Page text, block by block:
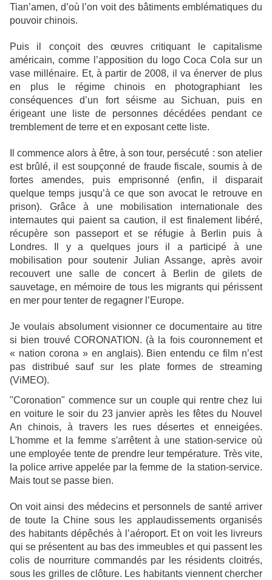
Tian’amen, d’où l’on voit des bâtiments emblématiques du
pouvoir chinois.
Puis il conçoit des œuvres critiquant le capitalisme
américain, comme l’apposition du logo Coca Cola sur un
vase millénaire. Et, à partir de 2008, il va énerver de plus
en plus le régime chinois en photographiant les
conséquences d’un fort séisme au Sichuan, puis en
érigeant une liste de personnes décédées pendant ce
tremblement de terre et en exposant cette liste.
Il commence alors à être, à son tour, persécuté : son atelier
est brûlé, il est soupçonné de fraude fiscale, soumis à de
fortes amendes, puis emprisonné (enfin, il disparait
quelque temps jusqu’à ce que son avocat le retrouve en
prison). Grâce à une mobilisation internationale des
internautes qui paient sa caution, il est finalement libéré,
récupère son passeport et se réfugie à Berlin puis à
Londres. Il y a quelques jours il a participé à une
mobilisation pour soutenir Julian Assange, après avoir
recouvert une salle de concert à Berlin de gilets de
sauvetage, en mémoire de tous les migrants qui périssent
en mer pour tenter de regagner l’Europe.
Je voulais absolument visionner ce documentaire au titre
si bien trouvé CORONATION. (à la fois couronnement et
« nation corona » en anglais). Bien entendu ce film n’est
pas distribué sauf sur les plate formes de streaming
(ViMEO).
"Coronation" commence sur un couple qui rentre chez lui
en voiture le soir du 23 janvier après les fêtes du Nouvel
An chinois, à travers les rues désertes et enneigées.
L'homme et la femme s'arrêtent à une station-service où
une employée tente de prendre leur température. Très vite,
la police arrive appelée par la femme de la station-service.
Mais tout se passe bien.
On voit ainsi des médecins et personnels de santé arriver
de toute la Chine sous les applaudissements organisés
des habitants dépêchés à l’aéroport. Et on voit les livreurs
qui se présentent au bas des immeubles et qui passent les
colis de nourriture commandés par les résidents cloitrés,
sous les grilles de clôture. Les habitants viennent chercher